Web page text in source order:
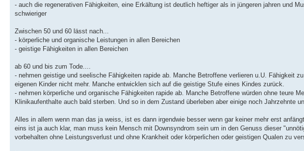
- auch die regenerativen Fähigkeiten, eine Erkältung ist deutlich heftiger als in jüngeren jahren und
schwieriger
Zwischen 50 und 60 lässt nach...
- körperliche und organische Leistungen in allen Bereichen
- geistige Fähigkeiten in allen Bereichen
ab 60 und bis zum Tode....
- nehmen geistige und seelische Fähigkeiten rapide ab. Manche Betroffene verlieren u.U. Fähigkeit
eigenen Kinder nicht mehr. Manche entwicklen sich auf die geistige Stufe eines Kindes zurück.
- nehmen körperliche und organische Fähigkeiten rapide ab. Manche Betroffene würden ohne teure
Klinikaufenthalte auch bald sterben. Und so in dem Zustand überleben aber einige noch Jahrzehnte
Alles in allem wenn man das ja weiss, ist es dann irgendwie besser wenn gar keiner mehr erst
eins ist ja auch klar, man muss kein Mensch mit Downsyndrom sein um in den Genuss dieser
vorbehalten ohne Leistungsverlust und ohne Krankheit oder körperlichen oder geistigen Qualen zu